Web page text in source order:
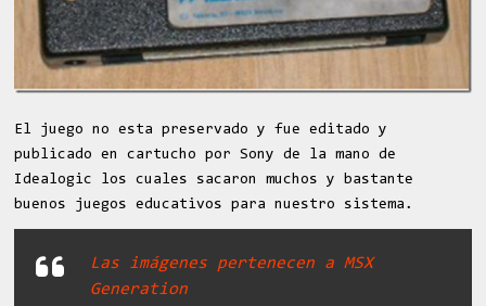
El juego no esta preservado y fue editado y
publicado en cartucho por Sony de la mano de
Idealogic los cuales sacaron muchos y bastante
buenos juegos educativos para nuestro sistema.
Las imágenes pertenecen a MSX
Generation